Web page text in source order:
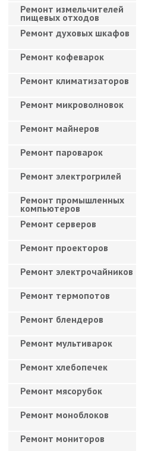
Ремонт измельчителей
пищевых отходов
Ремонт духовых шкафов
Ремонт кофеварок
Ремонт климатизаторов
Ремонт микроволновок
Ремонт майнеров
Ремонт пароварок
Ремонт электрогрилей
Ремонт промышленных
компьютеров
Ремонт серверов
Ремонт проекторов
Ремонт электрочайников
Ремонт термопотов
Ремонт блендеров
Ремонт мультиварок
Ремонт хлебопечек
Ремонт мясорубок
Ремонт моноблоков
Ремонт мониторов